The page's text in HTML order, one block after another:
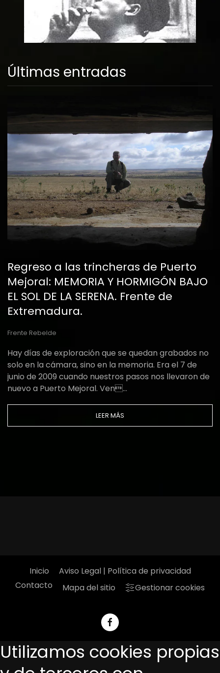
Últimas entradas
Regreso a las trincheras de Puerto
Mejoral: MEMORIA Y HORMIGÓN BAJO
EL SOL DE LA SERENA. Frente de
Extremadura.
Frente Rebelde
Hay días de exploración que se quedan grabados no
solo en la cámara, sino en la memoria. Era el 7 de
junio de 2009 cuando nuestros pasos nos llevaron de
nuevo a Puerto Mejoral. Ven…
LEER MÁS
Inicio
Aviso Legal | Política de privacidad
Contacto
Mapa del sitio Gestionar cookies
Utilizamos cookies propias